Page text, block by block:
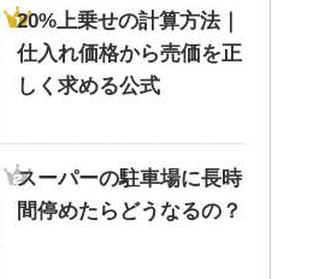
20%上乗せの計算方法｜
仕入れ価格から売価を正
しく求める公式
スーパーの駐車場に長時
間停めたらどうなるの？